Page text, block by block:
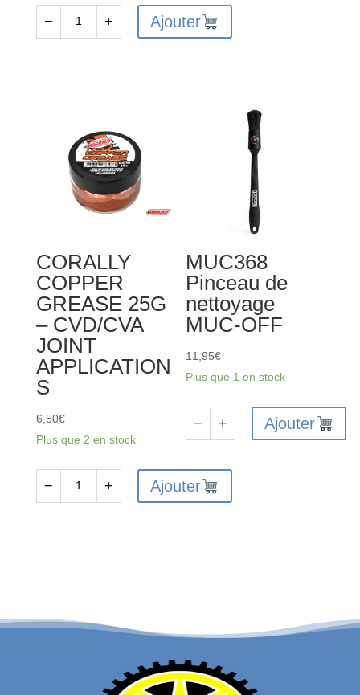
CORALLY
LOCK-
FREIN
FILET
FORT
VERT
10GR
− + Ajouter
de
CORALLY
CORALLY
COPPER
GREASE 25G
– CVD/CVA
JOINT
APPLICATION
S
6,50€
Plus que 2 en stock
-
APPLICATIONS
− + Ajouter
MUC368
Pinceau de
nettoyage
MUC-OFF
11,95€
Plus que 1 en stock
MUC368
Pinceau
− + Ajouter